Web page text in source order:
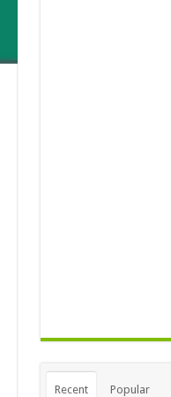
Recent Popular